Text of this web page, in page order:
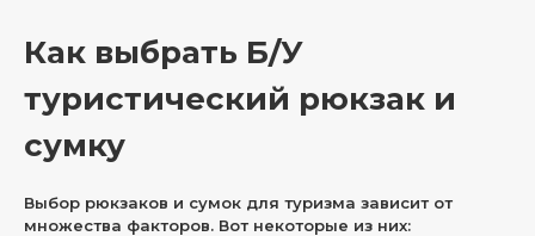
Как выбрать Б/У
туристический рюкзак и
сумку
Выбор рюкзаков и сумок для туризма зависит от
множества факторов. Вот некоторые из них: